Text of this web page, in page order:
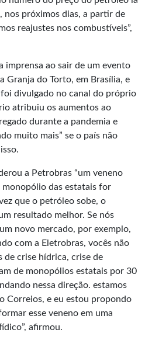
próximos dias, a partir de
reajustes nos combustíveis”,
imprensa ao sair de um evento
Granja do Torto, em Brasília, e
divulgado no canal do próprio
atribuiu os aumentos ao
durante a pandemia e
muito mais” se o país não
a Petrobras “um veneno
monopólio das estatais for
que o petróleo sobe, o
resultado melhor. Se nós
novo mercado, por exemplo,
com a Eletrobras, vocês não
de crise hídrica, crise de
de monopólios estatais por 30
nessa direção. estamos
Correios, e eu estou propondo
esse veneno em uma
afirmou.